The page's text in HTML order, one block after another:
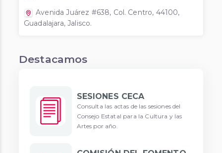
Avenida Juárez #638, Col. Centro, 44100,
Guadalajara, Jalisco.
Destacamos
SESIONES CECA
Consulta las actas de las sesiones del
Consejo Estatal para la Cultura y las
Artes por año.